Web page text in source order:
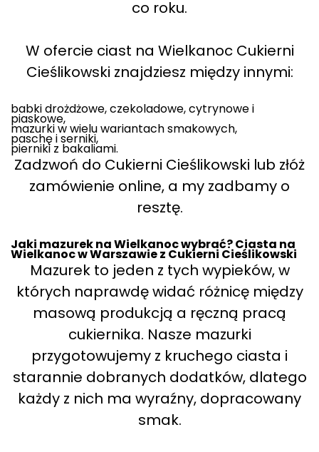
co roku.
W ofercie ciast na Wielkanoc Cukierni
Cieślikowski znajdziesz między innymi:
babki drożdżowe, czekoladowe, cytrynowe i
piaskowe,
mazurki w wielu wariantach smakowych,
paschę i serniki,
pierniki z bakaliami.
Zadzwoń do Cukierni Cieślikowski lub złóż
zamówienie online, a my zadbamy o
resztę.
Jaki mazurek na Wielkanoc wybrać? Ciasta na
Wielkanoc w Warszawie z Cukierni Cieślikowski
Mazurek to jeden z tych wypieków, w
których naprawdę widać różnicę między
masową produkcją a ręczną pracą
cukiernika. Nasze mazurki
przygotowujemy z kruchego ciasta i
starannie dobranych dodatków, dlatego
każdy z nich ma wyraźny, dopracowany
smak.